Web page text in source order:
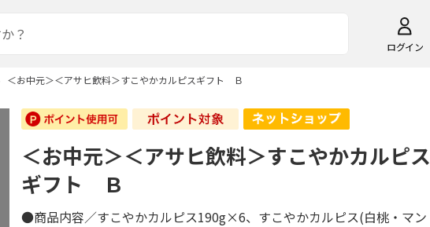
ログイン
＜お中元＞＜アサヒ飲料＞すこやかカルピスギフト Ｂ
＜お中元＞＜アサヒ飲料＞すこやかカルピス
ギフト Ｂ
●商品内容／すこやかカルピス190g×6、すこやかカルピス(白桃・マン